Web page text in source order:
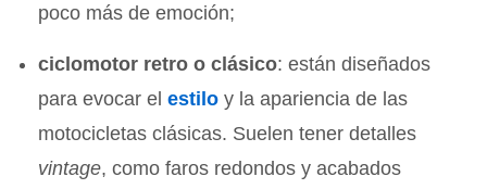
poco más de emoción;
ciclomotor retro o clásico: están diseñados
para evocar elestilo y la apariencia de las
motocicletas clásicas. Suelen tener detalles
vintage, como faros redondos y acabados